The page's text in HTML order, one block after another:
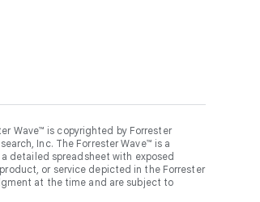
Wave™ is copyrighted by Forrester
Inc. The Forrester Wave™ is a
detailed spreadsheet with exposed
or service depicted in the Forrester
at the time and are subject to